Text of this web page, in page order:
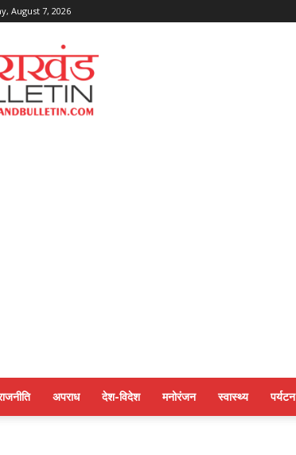
August 7, 2026
अपराध देश-विदेश मनोरंजन स्वास्थ्य पर्यटन